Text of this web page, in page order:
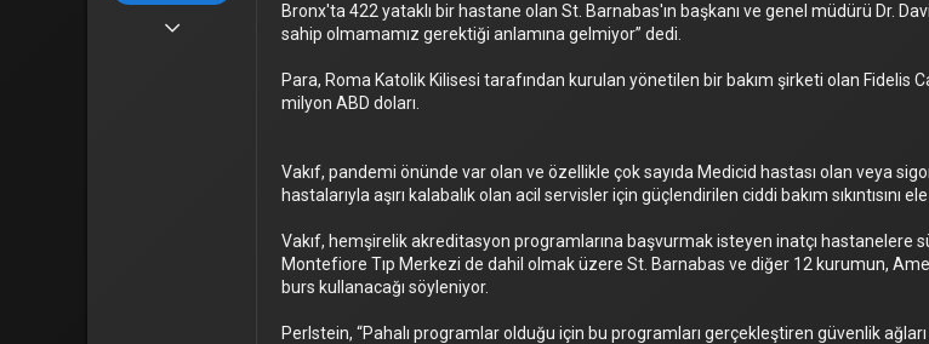
25 Mar 2021
Bronx'ta 422 yataklı bir hastane olan St. Barnabas'ın başkanı ve genel müdürü Dr.
sahip olmamamız gerektiği anlamına gelmiyor” dedi.
Para, Roma Katolik Kilisesi tarafından kurulan yönetilen bir bakım şirketi olan Fidelis
milyon ABD doları.
Vakıf, pandemi önünde var olan ve özellikle çok sayıda Medicid hastası olan veya
hastalarıyla aşırı kalabalık olan acil servisler için güçlendirilen ciddi bakım sıkıntısını
Vakıf, hemşirelik akreditasyon programlarına başvurmak isteyen inatçı hastanelere
Montefiore Tıp Merkezi de dahil olmak üzere St. Barnabas ve diğer 12 kurumun,
burs kullanacağı söyleniyor.
Perlstein, “Pahalı programlar olduğu için bu programları gerçekleştiren güvenlik